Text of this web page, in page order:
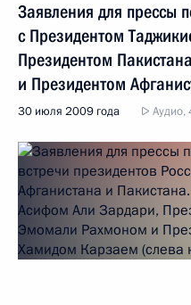
Заявления для прессы
с Президентом
Президентом
и Президентом
30 июля 2009 года Аудио,